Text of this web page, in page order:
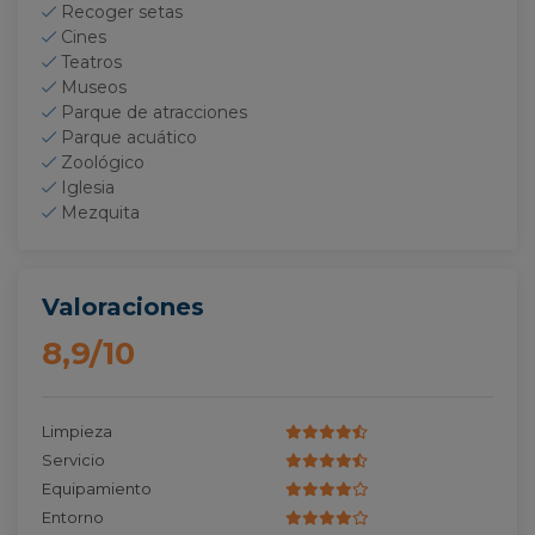
Recoger setas
Cines
Teatros
Museos
Parque de atracciones
Parque acuático
Zoológico
Iglesia
Mezquita
Valoraciones
8,9/10
Limpieza
Servicio
Equipamiento
Entorno